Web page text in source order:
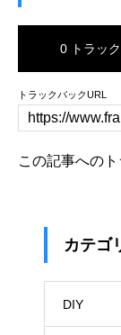
0 トラッ
トラックバックURL
この記事への
カテゴ
DIY